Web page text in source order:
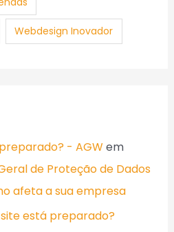
Webdesign Inovador
- AGWem
de Proteção de Dados
afeta a sua empresa
site está preparado?